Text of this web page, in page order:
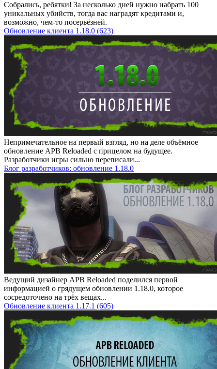
Собрались, ребятки! За несколько дней нужно набрать 100
уникальных убийств, тогда вас наградят кредитами и,
возможно, чем-то посерьёзней.
Обновление клиента 1.18.0 (623)
Непримечательное на первый взгляд, но на деле объёмное
обновление APB Reloaded с прицелом на будущее.
Разработчики игры сильно переписали...
Блог разработчиков: обновление 1.18.0
Ведущий дизайнер APB Reloaded поделился первой
информацией о грядущем обновлении 1.18.0, которое
сосредоточено на трёх вещах...
Обновление клиента 1.17.1 (605)